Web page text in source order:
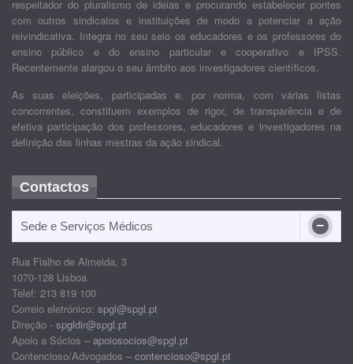
respeitador do pluralismo de ideias e procurando estabelecer pontes
com outros sindicatos e instituições de modo a potenciar a ação
reivindicativa. Integra no seu seio os educadores e os professores do
ensino público e do ensino particular e cooperativo e IPSS.
Recentemente alargou o seu âmbito aos investigadores científicos.
As suas eleições, participadas e, por norma, com várias listas
concorrentes, constituem exemplos de rigor, de transparência e de
efetiva participação dos professores, educadores e investigadores na
definição das linhas mestras da ação sindical.
Contactos
Sede e Serviços Médicos
Rua Fialho de Almeida, 3
1070-128 Lisboa
Telef: 213 819 100
Correio eletrónico: spgl@spgl.pt
Direção - spgldir@spgl.pt
Apoio a Sócios – apoiosocios@spgl.pt
Contencioso/Advogados – contencioso@spgl.pt